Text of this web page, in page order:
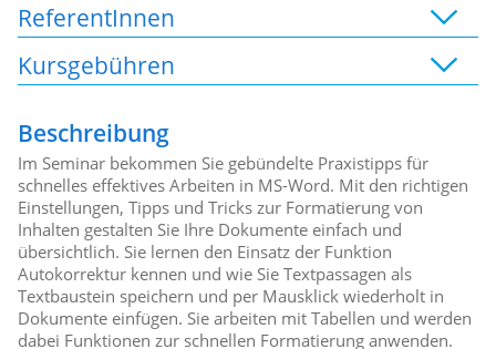
ReferentInnen
Kursgebühren
Beschreibung
Im Seminar bekommen Sie gebündelte Praxistipps für
schnelles effektives Arbeiten in MS-Word. Mit den richtigen
Einstellungen, Tipps und Tricks zur Formatierung von
Inhalten gestalten Sie Ihre Dokumente einfach und
übersichtlich. Sie lernen den Einsatz der Funktion
Autokorrektur kennen und wie Sie Textpassagen als
Textbaustein speichern und per Mausklick wiederholt in
Dokumente einfügen. Sie arbeiten mit Tabellen und werden
dabei Funktionen zur schnellen Formatierung anwenden.